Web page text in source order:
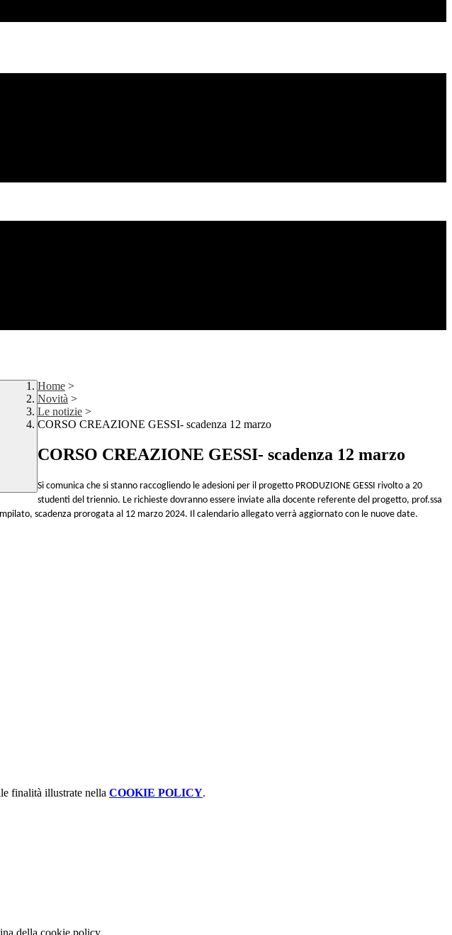
Home >
Novità >
Le notizie >
CORSO CREAZIONE GESSI- scadenza 12 marzo
CORSO CREAZIONE GESSI- scadenza 12 marzo
Si comunica che si stanno raccogliendo le adesioni per il progetto PRODUZIONE GESSI rivolto a 20
studenti del triennio. Le richieste dovranno essere inviate alla docente referente del progetto, prof.ssa
scadenza prorogata al 12 marzo 2024. Il calendario allegato verrà aggiornato con le nuove date.
finalità illustrate nella COOKIE POLICY.
della cookie policy.